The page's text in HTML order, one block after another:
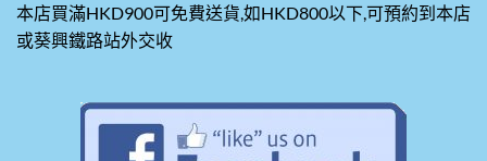
本店買滿HKD900可免費送貨,如HKD800以下,可預約到本店
或葵興鐵路站外交收